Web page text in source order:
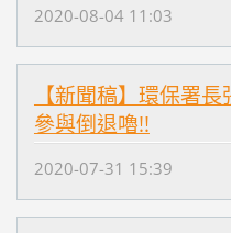
2020-08-04 11:03
【新聞稿】環保署
參與倒退嚕!!
2020-07-31 15:39